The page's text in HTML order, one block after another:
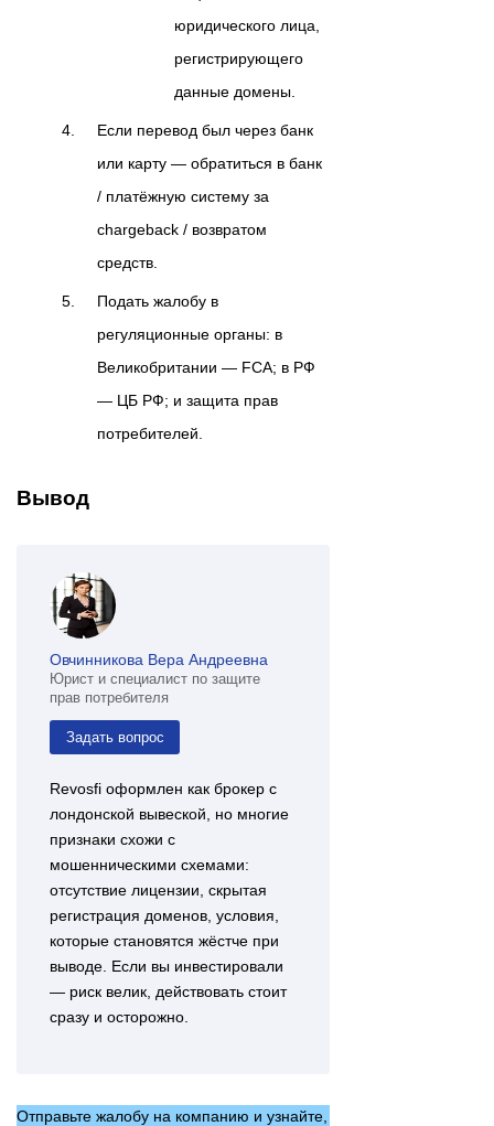
юридического лица,
регистрирующего
данные домены.
Если перевод был через банк
или карту — обратиться в банк
/ платёжную систему за
chargeback / возвратом
средств.
Подать жалобу в
регуляционные органы: в
Великобритании — FCA; в РФ
— ЦБ РФ; и защита прав
потребителей.
Вывод
Овчинникова Вера Андреевна
Юрист и специалист по защите
прав потребителя
Задать вопрос
Revosfi оформлен как брокер с
лондонской вывеской, но многие
признаки схожи с
мошенническими схемами:
отсутствие лицензии, скрытая
регистрация доменов, условия,
которые становятся жёстче при
выводе. Если вы инвестировали
— риск велик, действовать стоит
сразу и осторожно.
Отправьте жалобу на компанию и узнайте,